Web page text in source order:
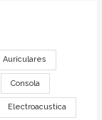
Auriculares
Consola
Electroacustica